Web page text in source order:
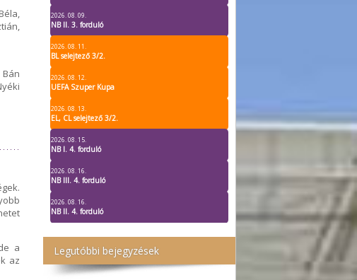
2026. 08. 09.
NB II. 3. forduló
2026. 08. 11.
BL selejtező 3/2.
2026. 08. 12.
UEFA Szuper Kupa
2026. 08. 13.
EL, CL selejtező 3/2.
2026. 08. 15.
NB I. 4. forduló
2026. 08. 16.
NB III. 4. forduló
2026. 08. 16.
NB II. 4. forduló
Legutóbbi bejegyzések
a
az